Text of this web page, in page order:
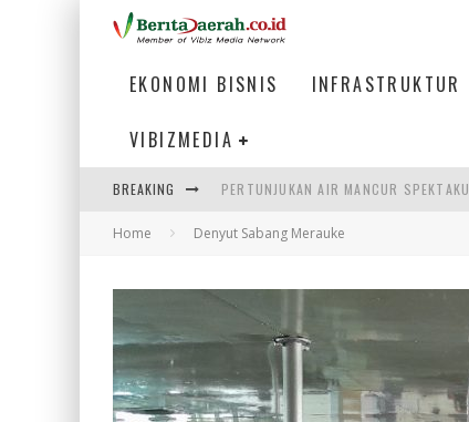
EKONOMI BISNIS INFRASTRUKTUR
VIBIZMEDIA
BREAKING PERTUNJUKAN AIR MANCUR
ULP SEMANGGI: MEMPERMUDAH
KETIKA INSTITUSI MENENTUKAN MASA
Home Denyut Sabang Merauke